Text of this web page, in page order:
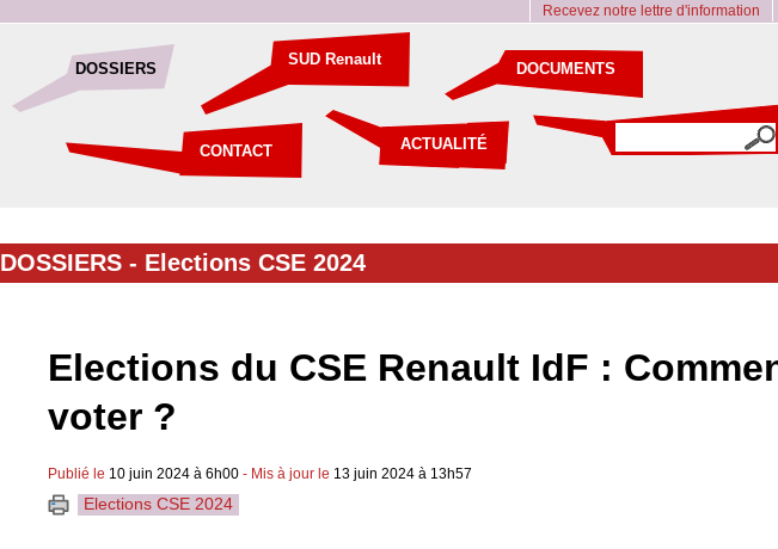
Recevez notre lettre d'information
SUD Renault
ACTUALITÉ
DOSSIERS
CONTACT
DOCUMENTS
DOSSIERS - Elections CSE 2024
Elections du CSE Renault IdF :
voter ?
Publié le 10 juin 2024 à 6h00 - Mis à jour le 13 juin 2024 à 13h57
Elections CSE 2024